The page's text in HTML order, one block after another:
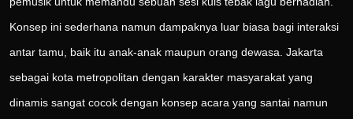
Konsep ini sederhana namun dampaknya luar biasa bagi interaksi
antar tamu, baik itu anak-anak maupun orang dewasa. Jakarta
sebagai kota metropolitan dengan karakter masyarakat yang
dinamis sangat cocok dengan konsep acara yang santai namun